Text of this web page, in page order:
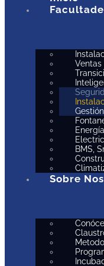
Ventas
BMS,
Sobre